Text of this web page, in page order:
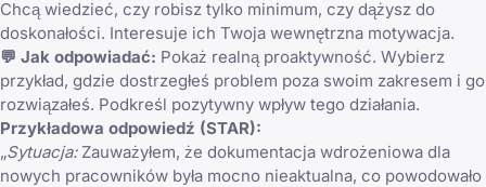
Chcą wiedzieć, czy robisz tylko minimum, czy dążysz do
doskonałości. Interesuje ich Twoja wewnętrzna motywacja.
💬 Jak odpowiadać: Pokaż realną proaktywność. Wybierz
przykład, gdzie dostrzegłeś problem poza swoim zakresem i go
rozwiązałeś. Podkreśl pozytywny wpływ tego działania.
Przykładowa odpowiedź (STAR):
„Sytuacja:Zauważyłem, że dokumentacja wdrożeniowa dla
nowych pracowników była mocno nieaktualna, co powodowało